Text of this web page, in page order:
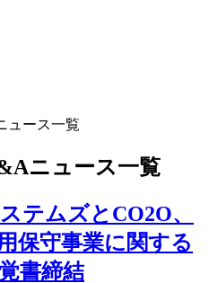
ュース一覧
ニュース一覧
テムズとCO2O、
保守事業に関する
書締結